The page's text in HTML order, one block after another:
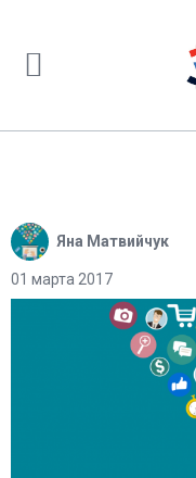
Яна Матвийчук
01 марта 2017